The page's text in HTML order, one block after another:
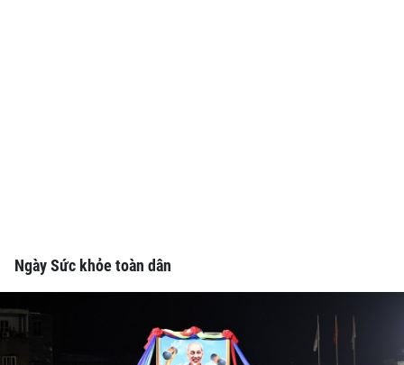
Ngày Sức khỏe toàn dân